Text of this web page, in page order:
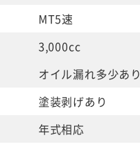
MT5速
3,000cc
オイル漏れ多少あり
塗装剥げあり
年式相応